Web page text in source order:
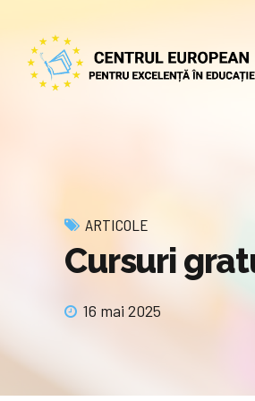
ARTICOLE
Cursuri
16 mai 2025